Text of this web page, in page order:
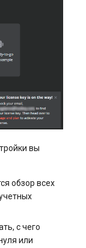
вы
обзор всех
с чего
или